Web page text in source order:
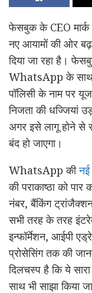
फेसबुक के CEO मार्क
नए आयामों की ओर बढ़
दिया जा रहा है।
WhatsApp के साथ
पॉलिसी के नाम पर
निजता की धज्जियां
अगर इसे लागू होने से
बंद हो जाएगा।
WhatsApp कीनई
की पराकाष्ठा को
नंबर, बैंकिंग
सभी तरह के तरह
इन्‍फॉर्मेशन, आईपी
प्रोसेसिंग तक की
दिलचस्प है कि ये
साथ भी साझा किया